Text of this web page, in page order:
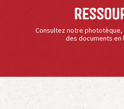
Consultez notre
des documents en